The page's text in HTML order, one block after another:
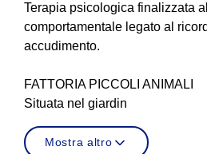
Terapia psicologica finalizzata
comportamentale legato al
accudimento.
FATTORIA PICCOLI ANIMALI
Situata nel giardin
Mostra altro